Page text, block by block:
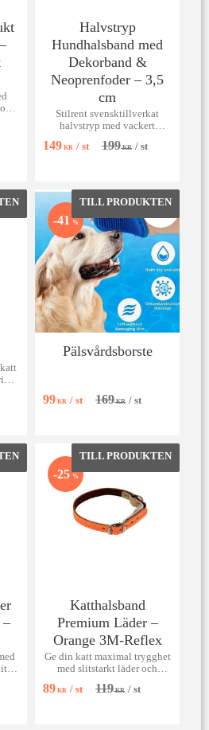
Halvstryp
Hundhalsband med
Dekorband &
Neoprenfoder – 3,5
cm
Stilrent svensktillverkat
halvstryp med vackert
vattenavvisande
149 KR / st 199KR / st
Lägg till i favoriter
Pälsvårdsborste
99 KR / st 169KR / st
41 % Lägg till
–
Lägg till i favoriter
Katthalsband
Premium Läder –
Orange 3M-Reflex
Ge din katt maximal trygghet
med slitstarkt läder och
orange.
89 KR / st 119KR / st
25 % Lägg till